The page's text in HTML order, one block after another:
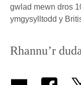
gwlad mewn dros
ymgysylltodd y
Rhannu’r